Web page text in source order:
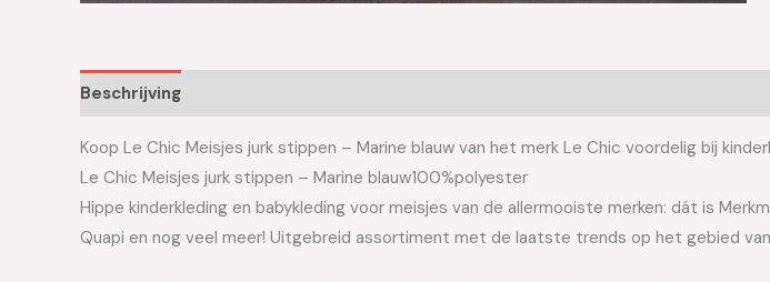
Beschrijving
Koop Le Chic Meisjes jurk stippen – Marine blauw van het merk Le Chic voordelig bij
Le Chic Meisjes jurk stippen – Marine blauw100%polyester
Hippe kinderkleding en babykleding voor meisjes van de allermooiste merken: dát is
Quapi en nog veel meer! Uitgebreid assortiment met de laatste trends op het gebied